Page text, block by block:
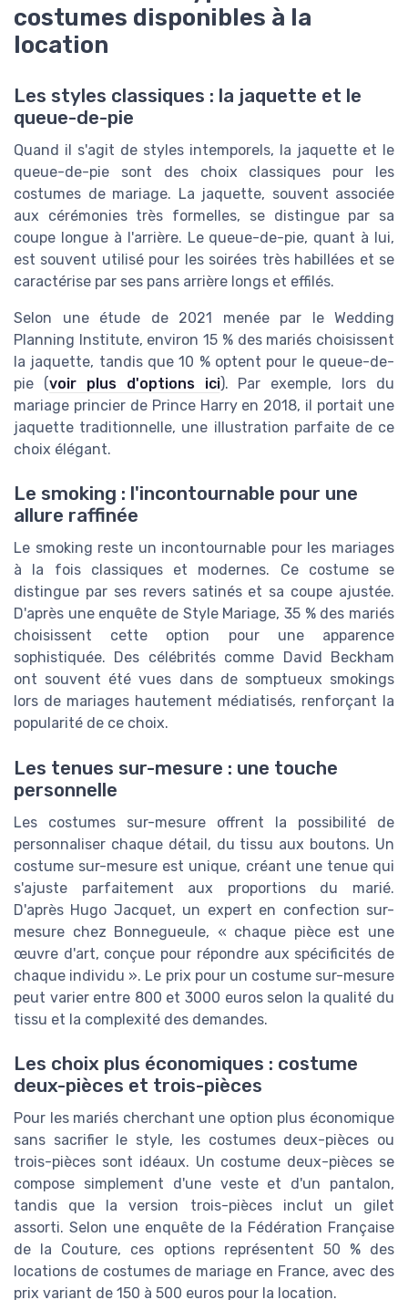
costumes disponibles à la
location
Les styles classiques : la jaquette et le
queue-de-pie
Quand il s'agit de styles intemporels, la jaquette et le
queue-de-pie sont des choix classiques pour les
costumes de mariage. La jaquette, souvent associée
aux cérémonies très formelles, se distingue par sa
coupe longue à l'arrière. Le queue-de-pie, quant à lui,
est souvent utilisé pour les soirées très habillées et se
caractérise par ses pans arrière longs et effilés.
Selon une étude de 2021 menée par le Wedding
Planning Institute, environ 15 % des mariés choisissent
la jaquette, tandis que 10 % optent pour le queue-de-
pie (voir plus d'options ici). Par exemple, lors du
mariage princier de Prince Harry en 2018, il portait une
jaquette traditionnelle, une illustration parfaite de ce
choix élégant.
Le smoking : l'incontournable pour une
allure raffinée
Le smoking reste un incontournable pour les mariages
à la fois classiques et modernes. Ce costume se
distingue par ses revers satinés et sa coupe ajustée.
D'après une enquête de Style Mariage, 35 % des mariés
choisissent cette option pour une apparence
sophistiquée. Des célébrités comme David Beckham
ont souvent été vues dans de somptueux smokings
lors de mariages hautement médiatisés, renforçant la
popularité de ce choix.
Les tenues sur-mesure : une touche
personnelle
Les costumes sur-mesure offrent la possibilité de
personnaliser chaque détail, du tissu aux boutons. Un
costume sur-mesure est unique, créant une tenue qui
s'ajuste parfaitement aux proportions du marié.
D'après Hugo Jacquet, un expert en confection sur-
mesure chez Bonnegueule, « chaque pièce est une
œuvre d'art, conçue pour répondre aux spécificités de
chaque individu ». Le prix pour un costume sur-mesure
peut varier entre 800 et 3000 euros selon la qualité du
tissu et la complexité des demandes.
Les choix plus économiques : costume
deux-pièces et trois-pièces
Pour les mariés cherchant une option plus économique
sans sacrifier le style, les costumes deux-pièces ou
trois-pièces sont idéaux. Un costume deux-pièces se
compose simplement d'une veste et d'un pantalon,
tandis que la version trois-pièces inclut un gilet
assorti. Selon une enquête de la Fédération Française
de la Couture, ces options représentent 50 % des
locations de costumes de mariage en France, avec des
prix variant de 150 à 500 euros pour la location.